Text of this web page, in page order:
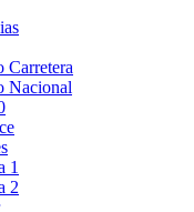
Carretera
Nacional
1
2